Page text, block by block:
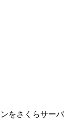
をさくらサーバ